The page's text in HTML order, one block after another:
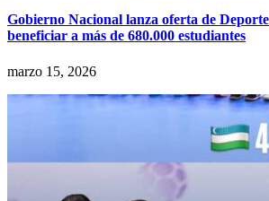
Gobierno Nacional lanza oferta de
beneficiar a más de 680.000 estudiantes
marzo 15, 2026